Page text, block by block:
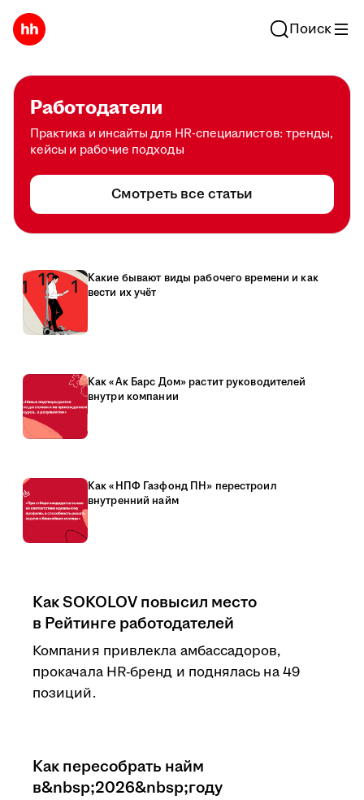
Поиск
Работодатели
Практика и инсайты для HR-специалистов: тренды,
кейсы и рабочие подходы
Смотреть все статьи
Какие бывают виды рабочего времени и как
вести их учёт
Как «Ак Барс Дом» растит руководителей
внутри компании
Как «НПФ Газфонд ПН» перестроил
внутренний найм
Как SOKOLOV повысил место
в Рейтинге работодателей
Компания привлекла амбассадоров,
прокачала HR-бренд и поднялась на 49
позиций.
Как пересобрать найм
в&nbsp;2026&nbsp;году